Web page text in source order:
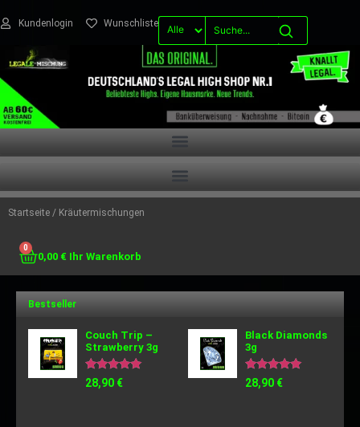
Kundenlogin Wunschliste
Startseite / Kräutermischungen
0,00 €
0
Bestseller
Couch Trip –
Strawberry 3g
Bewertet
mit
28,90 €
Black Diamonds
3g
Bewertet
mit
28,90 €